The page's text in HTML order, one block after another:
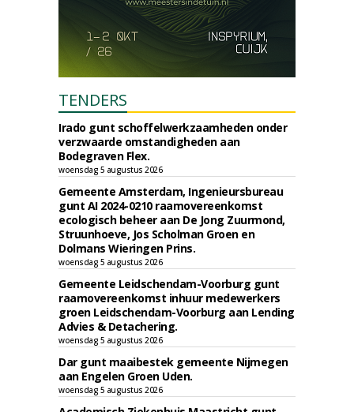
TENDERS
Irado gunt schoffelwerkzaamheden onder
verzwaarde omstandigheden aan
Bodegraven Flex.
woensdag 5 augustus 2026
Gemeente Amsterdam, Ingenieursbureau
gunt AI 2024-0210 raamovereenkomst
ecologisch beheer aan De Jong Zuurmond,
Struunhoeve, Jos Scholman Groen en
Dolmans Wieringen Prins.
woensdag 5 augustus 2026
Gemeente Leidschendam-Voorburg gunt
raamovereenkomst inhuur medewerkers
groen Leidschendam-Voorburg aan Lending
Advies & Detachering.
woensdag 5 augustus 2026
Dar gunt maaibestek gemeente Nijmegen
aan Engelen Groen Uden.
woensdag 5 augustus 2026